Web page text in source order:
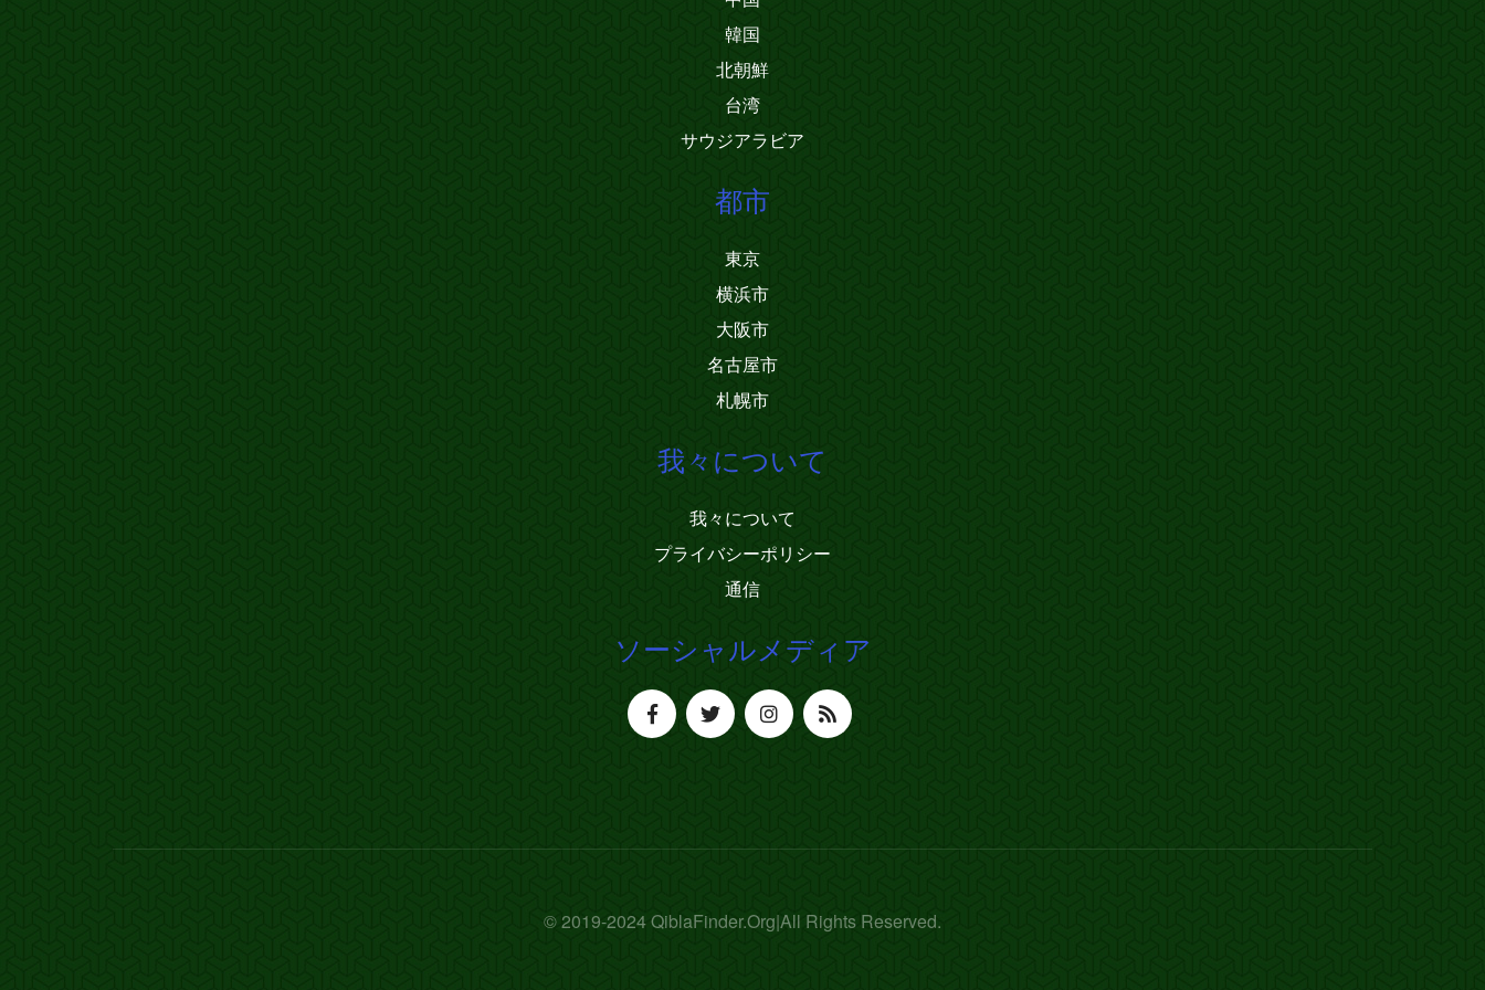
韓国
北朝鮮
台湾
サウジアラビア
都市
東京
横浜市
大阪市
名古屋市
札幌市
我々について
我々について
プライバシーポリシー
通信
ソーシャルメディア
© 2019-2024 QiblaFinder.Org|All Rights Reserved.